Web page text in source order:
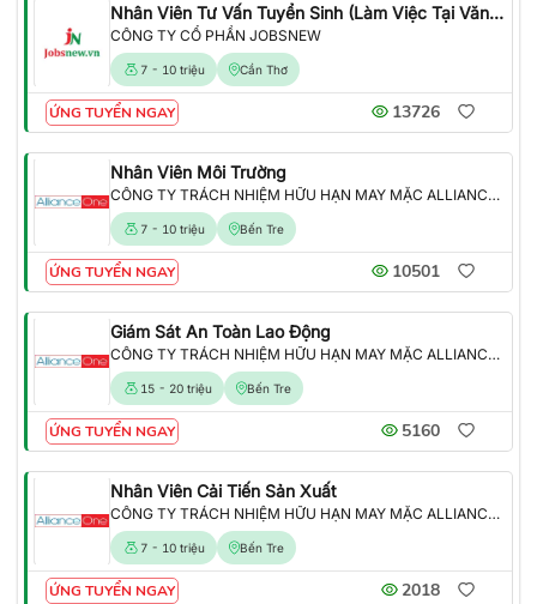
Nhân Viên Tư Vấn Tuyển Sinh (Làm Việc Tại Văn Phòng)
CÔNG TY CỔ PHẦN JOBSNEW
7 - 10 triệu Cần Thơ
ỨNG TUYỂN NGAY 13726
Nhân Viên Môi Trường
CÔNG TY TRÁCH NHIỆM HỮU HẠN MAY MẶC ALLIANCE ONE
7 - 10 triệu Bến Tre
ỨNG TUYỂN NGAY 10501
Giám Sát An Toàn Lao Động
CÔNG TY TRÁCH NHIỆM HỮU HẠN MAY MẶC ALLIANCE ONE
15 - 20 triệu Bến Tre
ỨNG TUYỂN NGAY 5160
Nhân Viên Cải Tiến Sản Xuất
CÔNG TY TRÁCH NHIỆM HỮU HẠN MAY MẶC ALLIANCE ONE
7 - 10 triệu Bến Tre
ỨNG TUYỂN NGAY 2018